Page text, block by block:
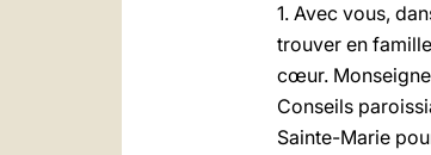
1. Avec vous,
trouver en
cœur.
Conseils
Sainte-Marie